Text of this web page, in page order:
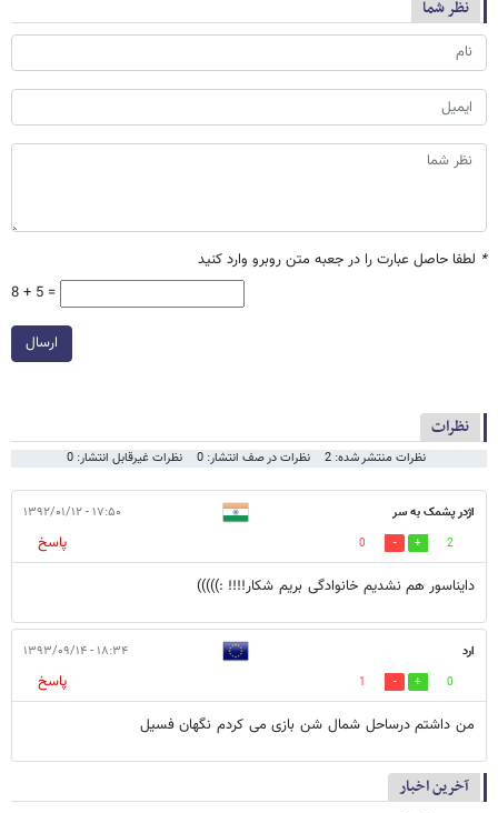
نظر شما
* لطفا حاصل عبارت را در جعبه متن روبرو وارد کنید
8 + 5 =
ارسال
نظرات
نظرات منتشر شده: 2 نظرات در صف انتشار: 0 نظرات غیرقابل انتشار: 0
اژدر پشمک به سر ۱۷:۵۰ - ۱۳۹۲/۰۱/۱۲
2
0
پاسخ
دایناسور هم نشدیم خانوادگی بریم شکار!!!! :)))))
ارد ۱۸:۳۴ - ۱۳۹۳/۰۹/۱۴
0
1
پاسخ
من داشتم درساحل شمال شن بازی می کردم نگهان فسیل
آخرین اخبار